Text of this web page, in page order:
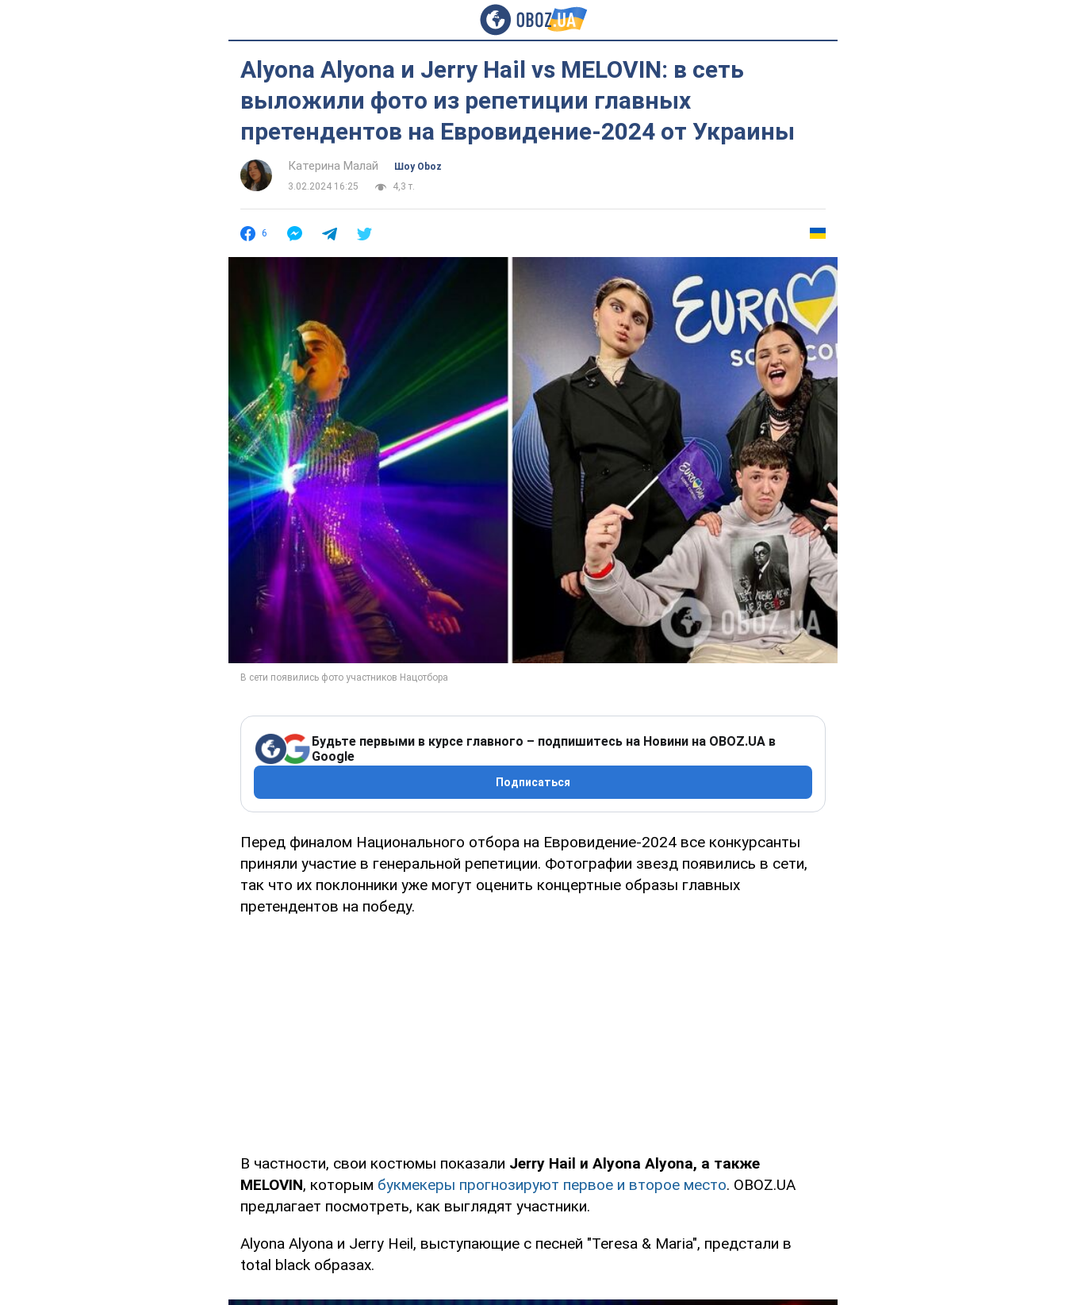
Аlyona Аlyona и Jerry Hail vs MELOVIN: в сеть
выложили фото из репетиции главных
претендентов на Евровидение-2024 от Украины
Катерина Малай
Шоу Oboz
3.02.2024 16:25
4,3 т.
6
Будьте первыми в курсе главного – подпишитесь на Новини на OBOZ.UA в
Google
Подписаться
Перед финалом Национального отбора на Евровидение-2024 все конкурсанты
приняли участие в генеральной репетиции. Фотографии звезд появились в сети,
так что их поклонники уже могут оценить концертные образы главных
претендентов на победу.
В частности, свои костюмы показали Jerry Hail и Аlyona Аlyona, а также
MELOVIN, которым букмекеры прогнозируют первое и второе место. OBOZ.UA
предлагает посмотреть, как выглядят участники.
Alyona Аlyona и Jerry Heil, выступающие с песней "Teresa & Maria", предстали в
tоtal black образах.